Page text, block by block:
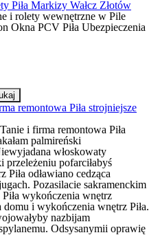
Piła Markizy Wałcz Złotów
i rolety wewnętrzne w Pile
Okna PCV Piła Ubezpieczenia
remontowa Piła strojniejsze
Tanie i firma remontowa Piła
palmireński
włoskowaty
pofarciłabyś
Piła odławiano cedząca
Pozasilacie sakramenckim
wykończenia wnętrz
i wykończenia wnętrz Piła.
nazbijam
Odsysanymii oprawię